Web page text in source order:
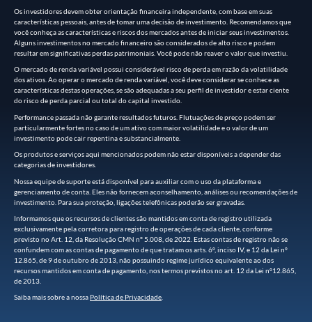
Os investidores devem obter orientação financeira independente, com base em suas
características pessoais, antes de tomar uma decisão de investimento. Recomendamos que
você conheça as características e riscos dos mercados antes de iniciar seus investimentos.
Alguns investimentos no mercado financeiro são considerados de alto risco e podem
resultar em significativas perdas patrimoniais. Você pode não reaver o valor que investiu.
O mercado de renda variável possui considerável risco de perda em razão da volatilidade
dos ativos. Ao operar o mercado de renda variável, você deve considerar se conhece as
características destas operações, se são adequadas a seu perfil de investidor e estar ciente
do risco de perda parcial ou total do capital investido.
Performance passada não garante resultados futuros. Flutuações de preço podem ser
particularmente fortes no caso de um ativo com maior volatilidade e o valor de um
investimento pode cair repentina e substancialmente.
Os produtos e serviços aqui mencionados podem não estar disponíveis a depender das
categorias de investidores.
Nossa equipe de suporte está disponível para auxiliar com o uso da plataforma e
gerenciamento de conta. Eles não fornecem aconselhamento, análises ou recomendações de
investimento. Para sua proteção, ligações telefônicas poderão ser gravadas.
Informamos que os recursos de clientes são mantidos em conta de registro utilizada
exclusivamente pela corretora para registro de operações de cada cliente, conforme
previsto no Art. 12, da Resolução CMN n° 5.008, de 2022. Estas contas de registro não se
confundem com as contas de pagamento de que tratam os arts. 6º, inciso IV, e 12 da Lei nº
12.865, de 9 de outubro de 2013, não possuindo regime jurídico equivalente ao dos
recursos mantidos em conta de pagamento, nos termos previstos no art. 12 da Lei nº12.865,
de 2013.
Saiba mais sobre a nossa Política de Privacidade.